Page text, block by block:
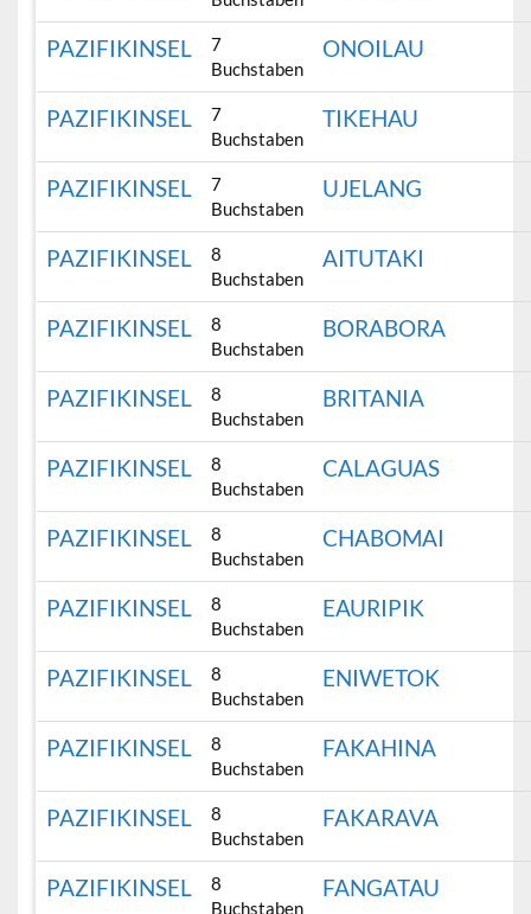
PAZIFIKINSEL
7
Buchstaben
ONOILAU
PAZIFIKINSEL
7
Buchstaben
TIKEHAU
PAZIFIKINSEL
7
Buchstaben
UJELANG
PAZIFIKINSEL
8
Buchstaben
AITUTAKI
PAZIFIKINSEL
8
Buchstaben
BORABORA
PAZIFIKINSEL
8
Buchstaben
BRITANIA
PAZIFIKINSEL
8
Buchstaben
CALAGUAS
PAZIFIKINSEL
8
Buchstaben
CHABOMAI
PAZIFIKINSEL
8
Buchstaben
EAURIPIK
PAZIFIKINSEL
8
Buchstaben
ENIWETOK
PAZIFIKINSEL
8
Buchstaben
FAKAHINA
PAZIFIKINSEL
8
Buchstaben
FAKARAVA
PAZIFIKINSEL
8
Buchstaben
FANGATAU